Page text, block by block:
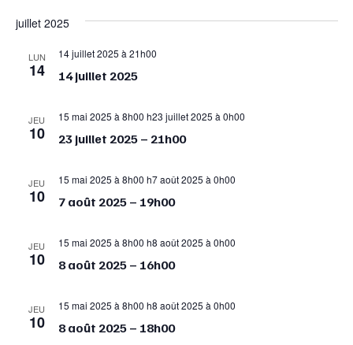
une
date.
juillet 2025
LUN
14 14 juillet 2025
14 juillet 2025 à 21h00
JEU
10 23 juillet 2025 – 21h00
15 mai 2025 à 8h00 h23 juillet 2025 à 0h00
JEU
10 7 août 2025 – 19h00
15 mai 2025 à 8h00 h7 août 2025 à 0h00
JEU
10 8 août 2025 – 16h00
15 mai 2025 à 8h00 h8 août 2025 à 0h00
JEU
10 8 août 2025 – 18h00
15 mai 2025 à 8h00 h8 août 2025 à 0h00